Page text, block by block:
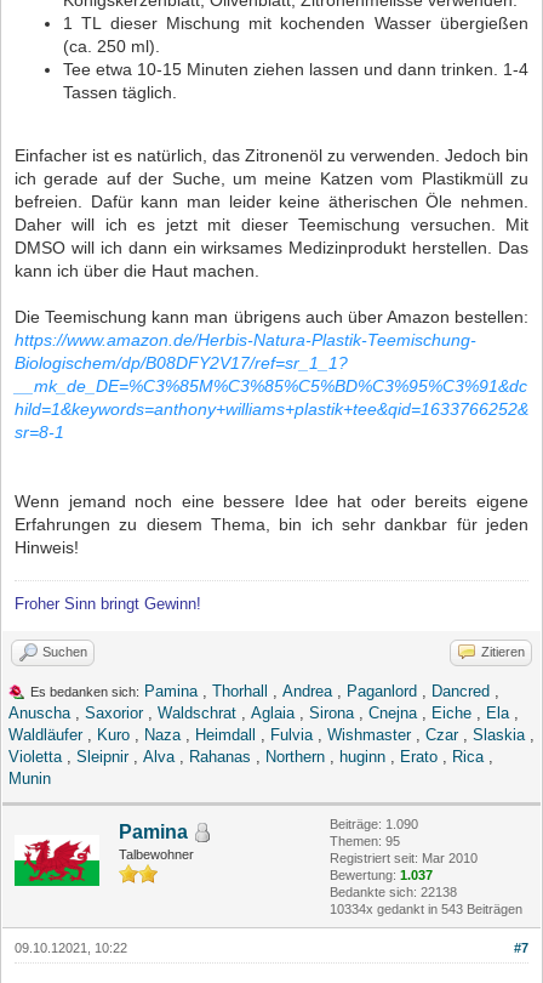
1 TL dieser Mischung mit kochenden Wasser übergießen
(ca. 250 ml).
Tee etwa 10-15 Minuten ziehen lassen und dann trinken. 1-4
Tassen täglich.
Einfacher ist es natürlich, das Zitronenöl zu verwenden. Jedoch bin
ich gerade auf der Suche, um meine Katzen vom Plastikmüll zu
befreien. Dafür kann man leider keine ätherischen Öle nehmen.
Daher will ich es jetzt mit dieser Teemischung versuchen. Mit
DMSO will ich dann ein wirksames Medizinprodukt herstellen. Das
kann ich über die Haut machen.
Die Teemischung kann man übrigens auch über Amazon bestellen:
https://www.amazon.de/Herbis-Natura-Plastik-Teemischung-
Biologischem/dp/B08DFY2V17/ref=sr_1_1?
__mk_de_DE=%C3%85M%C3%85%C5%BD%C3%95%C3%91&dc
hild=1&keywords=anthony+williams+plastik+tee&qid=1633766252&
sr=8-1
Wenn jemand noch eine bessere Idee hat oder bereits eigene
Erfahrungen zu diesem Thema, bin ich sehr dankbar für jeden
Hinweis!
Froher Sinn bringt Gewinn!
Suchen Zitieren
Es bedanken sich: Pamina, Thorhall , Andrea, Paganlord , Dancred ,
Anuscha, Saxorior, Waldschrat , Aglaia, Sirona, Cnejna, Eiche , Ela,
Waldläufer, Kuro , Naza, Heimdall , Fulvia, Wishmaster, Czar, Slaskia,
Violetta, Sleipnir, Alva, Rahanas , Northern , huginn , Erato , Rica,
Munin
Pamina
Talbewohner
Beiträge: 1.090
Themen: 95
Registriert seit: Mar 2010
Bewertung: 1.037
Bedankte sich: 22138
10334x gedankt in 543 Beiträgen
#7
09.10.12021, 10:22